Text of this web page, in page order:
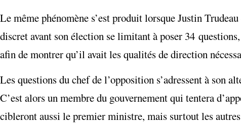
Le même phénomène s’est produit lorsque Justin
discret avant son élection se limitant à poser 34
afin de montrer qu’il avait les qualités de direction
Les questions du chef de l’opposition s’adressent à son
C’est alors un membre du gouvernement qui tentera
cibleront aussi le premier ministre, mais surtout les